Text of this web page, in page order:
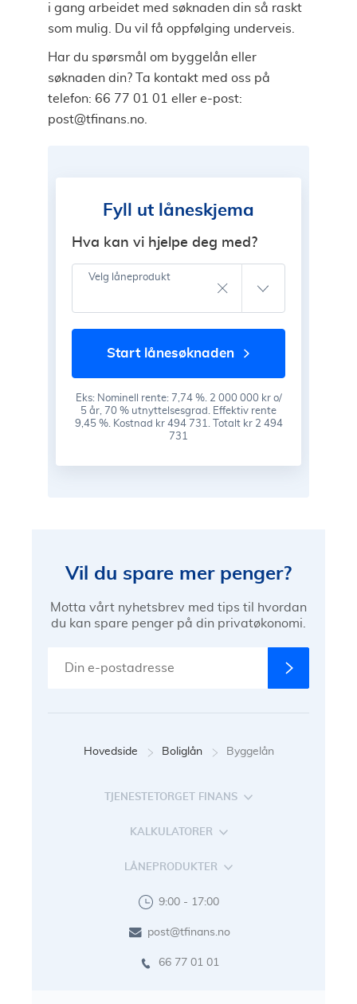
i gang arbeidet med søknaden din så raskt
som mulig. Du vil få oppfølging underveis.
Har du spørsmål om byggelån eller
søknaden din? Ta kontakt med oss på
telefon: 66 77 01 01 eller e-post:
post@tfinans.no
Fyll ut låneskjema
Hva kan vi hjelpe deg med?
Velg låneprodukt
start lånesøknaden
Eks: Nominell rente: 7,74 %. 2 000 000 kr o/
5 år, 70 % utnyttelsesgrad. Effektiv rente
9,45 %. Kostnad kr 494 731. Totalt kr 2 494
731
Vil du spare mer penger?
Motta vårt nyhetsbrev med tips til hvordan
du kan spare penger på din privatøkonomi.
Hovedside Boliglån Byggelån
TJENESTETORGET FINANS
KALKULATORER
LÅNEPRODUKTER
9:00 - 17:00
post@tfinans.no
66 77 01 01